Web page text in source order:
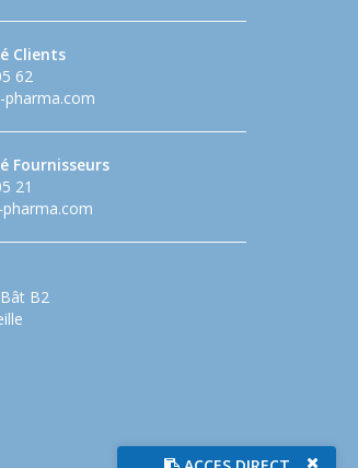
Clients
62
pharma.com
Fournisseurs
21
B2